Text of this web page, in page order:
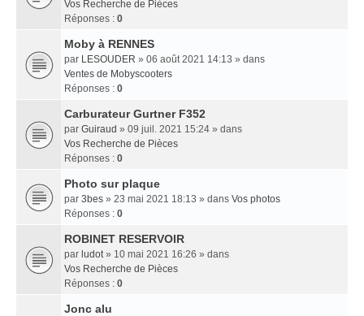
Vos Recherche de Pièces
Réponses : 0
Moby à RENNES
par LESOUDER » 06 août 2021 14:13 » dans
Ventes de Mobyscooters
Réponses : 0
Carburateur Gurtner F352
par Guiraud » 09 juil. 2021 15:24 » dans
Vos Recherche de Pièces
Réponses : 0
Photo sur plaque
par 3bes » 23 mai 2021 18:13 » dans Vos photos
Réponses : 0
ROBINET RESERVOIR
par ludot» 10 mai 2021 16:26 » dans
Vos Recherche de Pièces
Réponses : 0
Jonc alu